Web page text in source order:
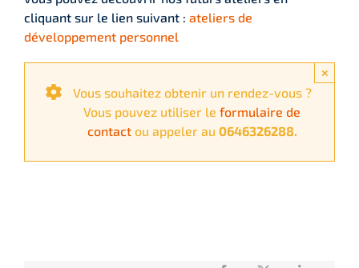
cliquant sur le lien suivant : ateliers de
développement personnel
Vous souhaitez obtenir un rendez-vous ?
Vous pouvez utiliser le formulaire de
contactou appeler au 0646326288.
×